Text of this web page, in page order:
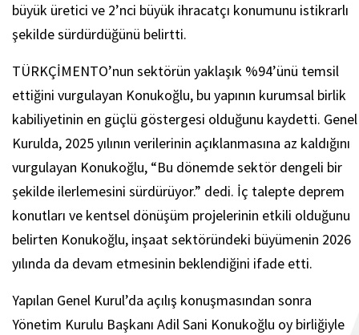
büyük üretici ve 2’nci büyük ihracatçı konumunu istikrarlı
şekilde sürdürdüğünü belirtti.
TÜRKÇİMENTO’nun sektörün yaklaşık %94’ünü temsil
ettiğini vurgulayan Konukoğlu, bu yapının kurumsal birlik
kabiliyetinin en güçlü göstergesi olduğunu kaydetti. Genel
Kurulda, 2025 yılının verilerinin açıklanmasına az kaldığını
vurgulayan Konukoğlu, “Bu dönemde sektör dengeli bir
şekilde ilerlemesini sürdürüyor.” dedi. İç talepte deprem
konutları ve kentsel dönüşüm projelerinin etkili olduğunu
belirten Konukoğlu, inşaat sektöründeki büyümenin 2026
yılında da devam etmesinin beklendiğini ifade etti.
Yapılan Genel Kurul’da açılış konuşmasından sonra
Yönetim Kurulu Başkanı Adil Sani Konukoğlu oy birliğiyle